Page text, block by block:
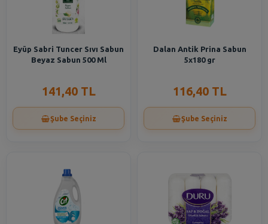
Eyüp Sabri Tuncer Sıvı Sabun
Beyaz Sabun 500 Ml
141,40 TL
Şube Seçiniz
Dalan Antik Prina Sabun
5x180 gr
116,40 TL
Şube Seçiniz